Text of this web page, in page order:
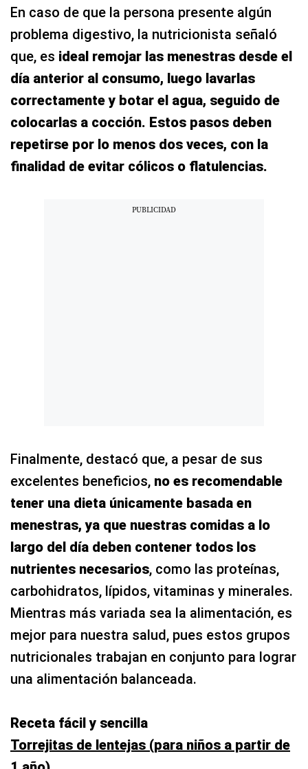
En caso de que la persona presente algún
problema digestivo, la nutricionista señaló
que, es ideal remojar las menestras desde el
día anterior al consumo, luego lavarlas
correctamente y botar el agua, seguido de
colocarlas a cocción. Estos pasos deben
repetirse por lo menos dos veces, con la
finalidad de evitar cólicos o flatulencias.
Finalmente, destacó que, a pesar de sus
excelentes beneficios, no es recomendable
tener una dieta únicamente basada en
menestras, ya que nuestras comidas a lo
largo del día deben contener todos los
nutrientes necesarios, como las proteínas,
carbohidratos, lípidos, vitaminas y minerales.
Mientras más variada sea la alimentación, es
mejor para nuestra salud, pues estos grupos
nutricionales trabajan en conjunto para lograr
una alimentación balanceada.
Receta fácil y sencilla
Torrejitas de lentejas (para niños a partir de